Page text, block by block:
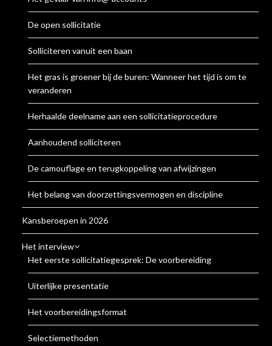
De open sollicitatie
Solliciteren vanuit een baan
Het gras is groener bij de buren: Wanneer het tijd is om te
veranderen
Herhaalde deelname aan een sollicitatieprocedure
Aanhoudend solliciteren
De camouflage en terugkoppeling van afwijzingen
Het belang van doorzettingsvermogen en discipline
Kansberoepen in 2026
Het interview
Het eerste sollicitatiegesprek: De voorbereiding
Uiterlijke presentatie
Het voorbereidingsformat
Selectiemethoden